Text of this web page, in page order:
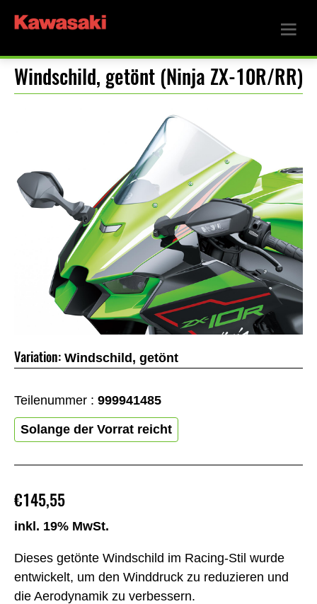
Windschild, getönt (Ninja ZX-10R/RR)
Dieses getönte Windschild im Racing-Stil wurde
entwickelt, um den Winddruck zu reduzieren und
die Aerodynamik zu verbessern.
€145,55
inkl. 19% MwSt.
Variation: Windschild, getönt
Teilenummer : 999941485
Solange der Vorrat reicht